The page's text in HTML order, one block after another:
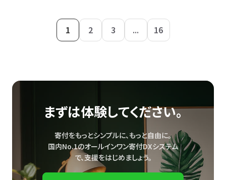
1 2 3 ... 16
まずは体験してください。
寄付をもっとシンプルに、もっと自由に。
国内No.1のオールインワン寄付DXシステム
で、支援をはじめましょう。